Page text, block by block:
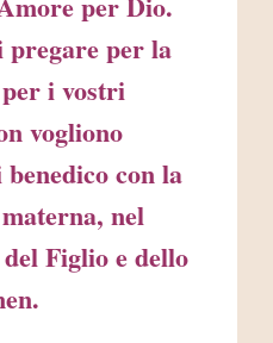
per la
i vostri
vogliono
con la
nel
Figlio e dello